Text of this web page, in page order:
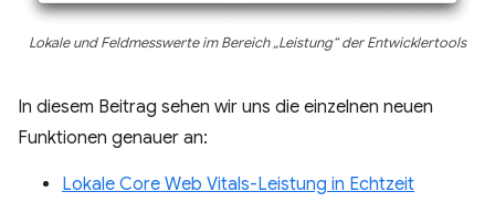
Lokale und Feldmesswerte im Bereich „Leistung“ der Entwicklertools
In diesem Beitrag sehen wir uns die einzelnen neuen
Funktionen genauer an:
Lokale Core Web Vitals-Leistung in Echtzeit